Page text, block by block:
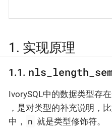
1. 实现原理
1.1.
IvorySQL中的数据类型存
，是对类型的补充说明，
中， n 就是类型修饰符。